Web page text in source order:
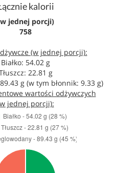
kalorii
jednej porcji)
758
(w jednej porcji):
Białko: 54.02 g
22.81 g
g (w tym błonnik: 9.33 g)
wartości odżywczych
jednej porcji):